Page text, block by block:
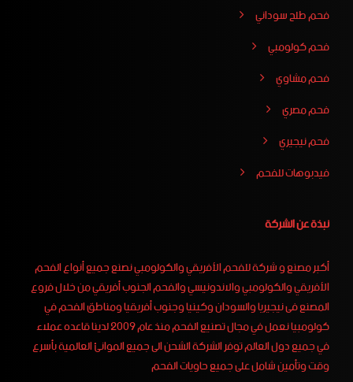
فحم طلح سوداني
فحم كولومبي
فحم مشاوي
فحم مصري
فحم نيجيري
فيدبوهات للفحم
نبذة عن الشركة
أكبر مصنع و شركة للفحم الأفريقي والكولومبي نصنع جميع أنواع الفحم
الأفريقي والكولومبي والاندونيسي والفحم الجنوب أفريقي من خلال فروع
المصنع فى نيجيريا والسودان وكينيا وجنوب أفريقيا ومناطق الفحم في
كولومبيا نعمل في مجال تصنيع الفحم منذ عام 2009 لدينا قاعده عملاء
في جميع دول العالم توفر الشركة الشحن الى جميع الموانئ العالمية بأسرع
وقت وتأمين شامل على جميع حاويات الفحم